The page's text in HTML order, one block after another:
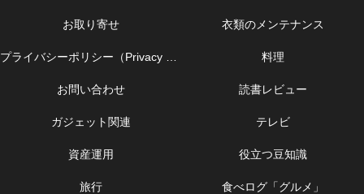
お取り寄せ 衣類のメンテナンス
料理
お問い合わせ 読書レビュー
ガジェット関連 テレビ
資産運用 役立つ豆知識
旅行 食べログ「グルメ」